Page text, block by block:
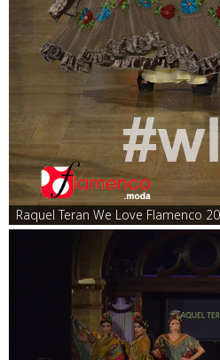
Raquel Teran We Love Flamenco